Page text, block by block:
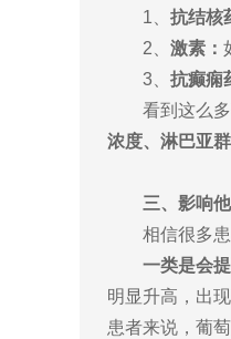
1、 抗结核
2、 激素：
3、 抗癫痫
看到这么
浓度、淋巴亚
三、影响
相信很多
一类是会
明显升高，出
患者来说，葡